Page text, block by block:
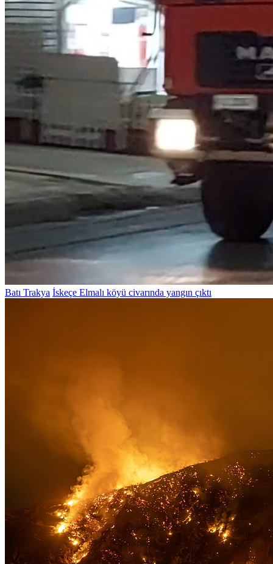
Batı Trakya İskeçe Elmalı köyü civarında yangın çıktı